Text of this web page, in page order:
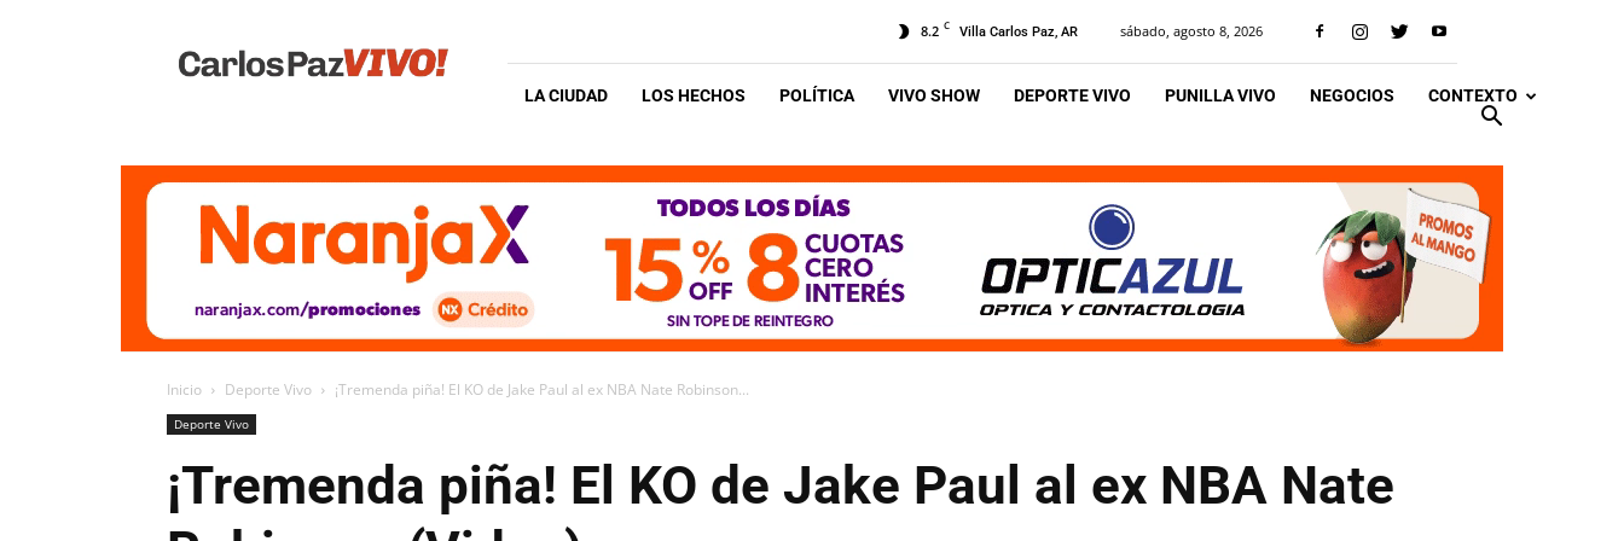
Vivo
8.2 C Villa Carlos Paz, AR sábado, agosto 8, 2026
LA CIUDAD LOS HECHOS POLÍTICA VIVO SHOW DEPORTE VIVO PUNILLA VIVO NEGOCIOS CONTEXTO
Inicio Deporte Vivo ¡Tremenda piña! El KO de Jake Paul al ex NBA Nate Robinson...
Deporte Vivo
¡Tremenda piña! El KO de Jake Paul al ex NBA Nate